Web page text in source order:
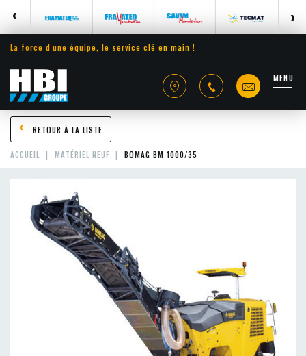
La force d'une équipe, le service clé en main !
MENU
RETOUR À LA LISTE
ACCUEIL MATÉRIEL NEUF BOMAG BM 1000/35